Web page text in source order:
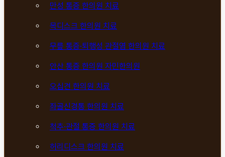
만성 통증 한의원 치료
목디스크 한의원 치료
무릎 통증·퇴행성 관절염 한의원 치료
안산 통증 한의원 자민한의원
오십견 한의원 치료
좌골신경통 한의원 치료
척추·관절 통증 한의원 치료
허리디스크 한의원 치료